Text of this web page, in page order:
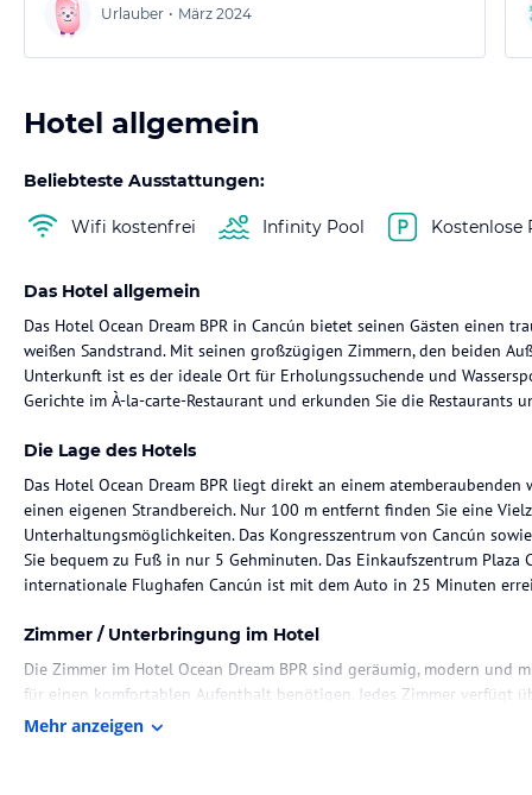
Urlauber • März 2024
Hotel allgemein
Beliebteste Ausstattungen:
Wifi kostenfrei Infinity Pool Kostenlose
Das Hotel allgemein
Das Hotel Ocean Dream BPR in Cancún bietet seinen Gästen einen
weißen Sandstrand. Mit seinen großzügigen Zimmern, den beiden
Unterkunft ist es der ideale Ort für Erholungssuchende und
Gerichte im À-la-carte-Restaurant und erkunden Sie die Restaurants
Die Lage des Hotels
Das Hotel Ocean Dream BPR liegt direkt an einem
einen eigenen Strandbereich. Nur 100 m entfernt finden Sie eine
Unterhaltungsmöglichkeiten. Das Kongresszentrum von Cancún
Sie bequem zu Fuß in nur 5 Gehminuten. Das Einkaufszentrum
internationale Flughafen Cancún ist mit dem Auto in 25 Minuten
Zimmer / Unterbringung im Hotel
Die Zimmer im Hotel Ocean Dream BPR sind geräumig, modern und
für einen komfortablen Aufenthalt benötigen. Jedes Zimmer verfügt
WLAN. Das private Badezimmer ist mit kostenlosen Pflegeprodukten
Mehr anzeigen